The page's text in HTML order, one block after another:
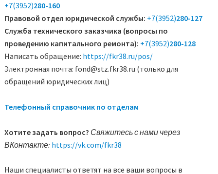
+7(3952)280-160
Правовой отдел юридической службы: +7(3952)280-127
Служба технического заказчика (вопросы по
проведению капитального ремонта): +7(3952)280-128
Написать обращение: https://fkr38.ru/pos/
Электронная почта: fond@stz.fkr38.ru (только для
обращений юридических лиц)
Телефонный справочник по отделам
Хотите задать вопрос? Свяжитесь с нами через
ВКонтакте: https://vk.com/fkr38
Наши специалисты ответят на все ваши вопросы в